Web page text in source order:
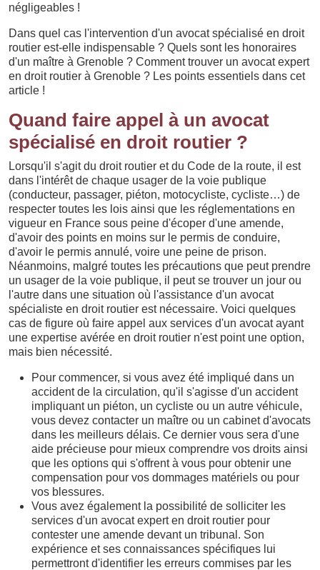
négligeables !
Dans quel cas l'intervention d'un avocat spécialisé en droit
routier est-elle indispensable ? Quels sont les honoraires
d'un maître à Grenoble ? Comment trouver un avocat expert
en droit routier à Grenoble ? Les points essentiels dans cet
article !
Quand faire appel à un avocat
spécialisé en droit routier ?
Lorsqu'il s'agit du droit routier et du Code de la route, il est
dans l'intérêt de chaque usager de la voie publique
(conducteur, passager, piéton, motocycliste, cycliste…) de
respecter toutes les lois ainsi que les réglementations en
vigueur en France sous peine d'écoper d'une amende,
d'avoir des points en moins sur le permis de conduire,
d'avoir le permis annulé, voire une peine de prison.
Néanmoins, malgré toutes les précautions que peut prendre
un usager de la voie publique, il peut se trouver un jour ou
l'autre dans une situation où l'assistance d'un avocat
spécialiste en droit routier est nécessaire. Voici quelques
cas de figure où faire appel aux services d'un avocat ayant
une expertise avérée en droit routier n'est point une option,
mais bien nécessité.
Pour commencer, si vous avez été impliqué dans un
accident de la circulation, qu'il s'agisse d'un accident
impliquant un piéton, un cycliste ou un autre véhicule,
vous devez contacter un maître ou un cabinet d'avocats
dans les meilleurs délais. Ce dernier vous sera d'une
aide précieuse pour mieux comprendre vos droits ainsi
que les options qui s'offrent à vous pour obtenir une
compensation pour vos dommages matériels ou pour
vos blessures.
Vous avez également la possibilité de solliciter les
services d'un avocat expert en droit routier pour
contester une amende devant un tribunal. Son
expérience et ses connaissances spécifiques lui
permettront d'identifier les erreurs commises par les